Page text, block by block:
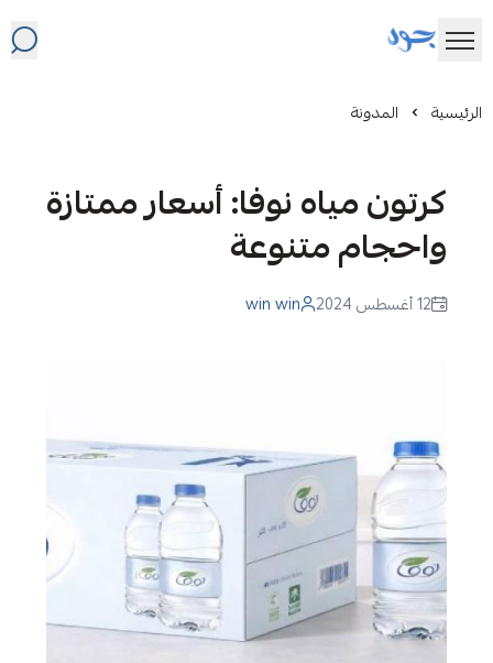
JOOD WATER
الرئيسية المدونة
كرتون مياه نوفا: أسعار ممتازة
واحجام متنوعة
12 أغسطس 2024 win win